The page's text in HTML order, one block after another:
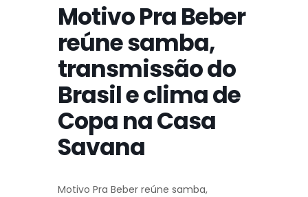
Motivo Pra Beber
reúne samba,
transmissão do
Brasil e clima de
Copa na Casa
Savana
Motivo Pra Beber reúne samba,